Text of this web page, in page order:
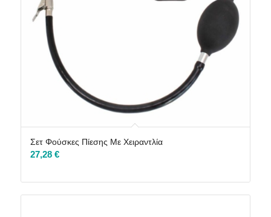
Σετ Φούσκες Πίεσης Με Χειραντλία
27,28 €